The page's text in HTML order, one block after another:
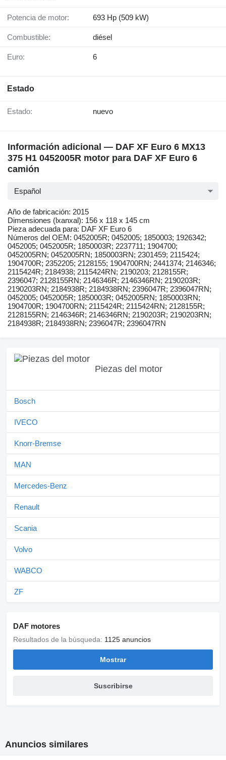
Potencia de motor: 693 Hp (509 kW)
Combustible: diésel
Euro: 6
Estado
Estado: nuevo
Información adicional — DAF XF Euro 6 MX13
375 H1 0452005R motor para DAF XF Euro 6
camión
Español
Año de fabricación: 2015
Dimensiones (lxanxal): 156 x 118 x 145 cm
Pieza adecuada para: DAF XF Euro 6
Números del OEM: 0452005R; 0452005; 1850003; 1926342;
0452005; 0452005R; 1850003R; 2237711; 1904700;
0452005RN; 0452005RN; 1850003RN; 2301459; 2115424;
1904700R; 2352205; 2128155; 1904700RN; 2441374; 2146346;
2115424R; 2184938; 2115424RN; 2190203; 2128155R;
2396047; 2128155RN; 2146346R; 2146346RN; 2190203R;
2190203RN; 2184938R; 2184938RN; 2396047R; 2396047RN;
0452005; 0452005R; 1850003R; 0452005RN; 1850003RN;
1904700R; 1904700RN; 2115424R; 2115424RN; 2128155R;
2128155RN; 2146346R; 2146346RN; 2190203R; 2190203RN;
2184938R; 2184938RN; 2396047R; 2396047RN
Piezas del motor
Bosch
IVECO
Knorr-Bremse
MAN
Mercedes-Benz
Renault
Scania
Volvo
WABCO
ZF
DAF motores
Resultados de la búsqueda: 1125 anuncios
Mostrar
Suscribirse
Anuncios similares